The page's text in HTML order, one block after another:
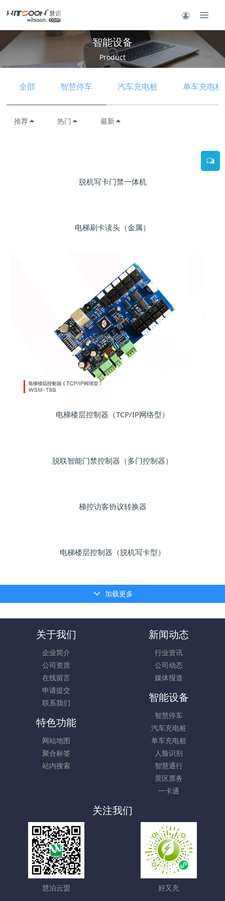
智能设备
Product
全部 智慧停车 汽车充电桩 单车充电桩
推荐 热门 最新
脱机写卡门禁一体机
电梯刷卡读头（金属）
电梯楼层控制器（TCP/IP网络型）
脱联智能门禁控制器（多门控制器）
梯控访客协议转换器
电梯楼层控制器（脱机写卡型）
加载更多
关于我们
企业简介
公司资质
在线留言
申请提交
联系我们
新闻动态
行业资讯
公司动态
媒体报道
智能设备
智慧停车
汽车充电桩
单车充电桩
人脸识别
智慧通行
景区票务
一卡通
特色功能
网站地图
聚合标签
站内搜索
关注我们
慧泊云盟 好又充